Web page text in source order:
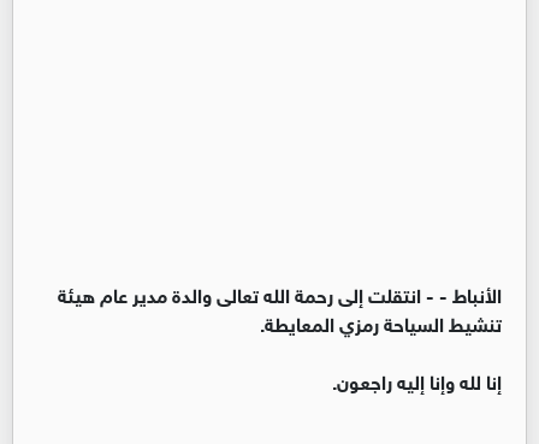
الأنباط -- انتقلت إلى رحمة الله تعالى والدة مدير عام هيئة
تنشيط السياحة رمزي المعايطة.
إنا لله وإنا إليه راجعون.